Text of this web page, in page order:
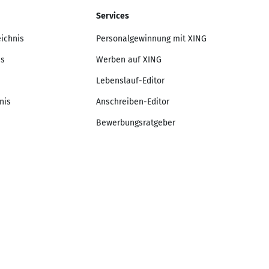
Services
Personalgewinnung mit XING
Werben auf XING
Lebenslauf-Editor
Anschreiben-Editor
Bewerbungsratgeber